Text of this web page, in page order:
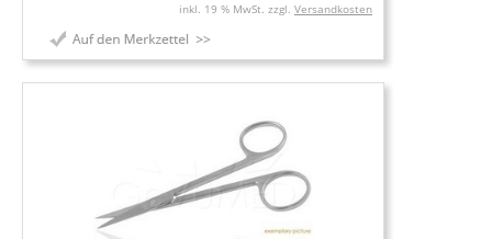
inkl. 19 % MwSt. zzgl. Versandkosten